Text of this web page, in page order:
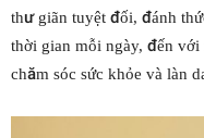
thư giãn tuyệt đối, đánh
thời gian mỗi ngày, đến
chăm sóc sức khỏe và làn